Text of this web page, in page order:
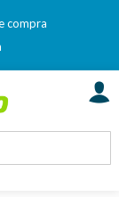
compra